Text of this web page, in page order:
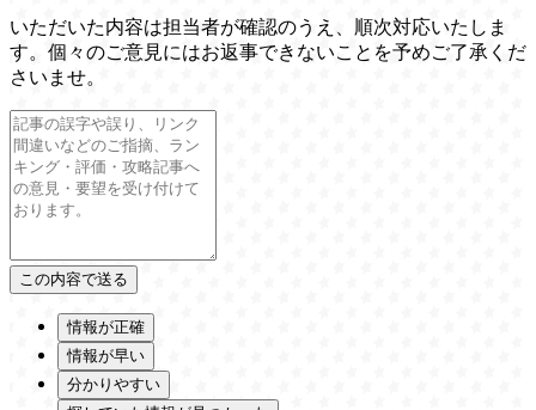
いただいた内容は担当者が確認のうえ、順次対応いたしま
す。個々のご意見にはお返事できないことを予めご了承くだ
さいませ。
情報が正確
情報が早い
分かりやすい